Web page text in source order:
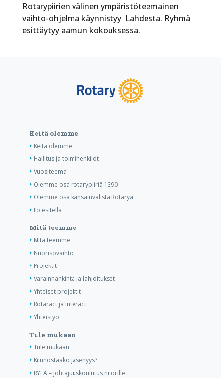
Rotarypiirien välinen ympäristöteemainen
vaihto-ohjelma käynnistyy Lahdesta. Ryhmä
esittäytyy aamun kokouksessa.
Keitä olemme
Keitä olemme
Hallitus ja toimihenkilöt
Vuositeema
Olemme osa rotarypiiriä 1390
Olemme osa kansainvälistä Rotarya
Ilo esitellä
Mitä teemme
Mitä teemme
Nuorisovaihto
Projektit
Varainhankinta ja lahjoitukset
Yhteiset projektit
Rotaract ja Interact
Yhteistyö
Tule mukaan
Tule mukaan
Kiinnostaako jäsenyys?
RYLA – Johtajuuskoulutus nuorille